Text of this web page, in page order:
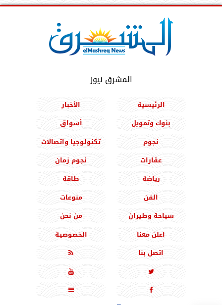
المشرق نيوز
الرئيسية
الأخبار
بنوك وتمويل
أسواق
نجوم
تكنولوجيا واتصالات
عقارات
نجوم زمان
رياضة
طاقة
الفن
منوعات
سياحة وطيران
من نحن
اعلن معنا
الخصوصية
اتصل بنا




